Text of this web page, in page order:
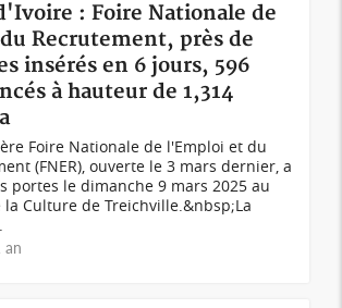
: Foire Nationale de
Recrutement, près de
insérés en 6 jours, 596
à hauteur de 1,314
Foire Nationale de l'Emploi et du
(FNER), ouverte le 3 mars dernier, a
portes le dimanche 9 mars 2025 au
la Culture de Treichville.&nbsp;La
an